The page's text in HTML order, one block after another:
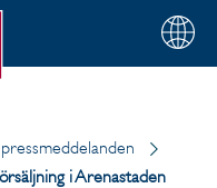
Välj
din
i Arenastaden